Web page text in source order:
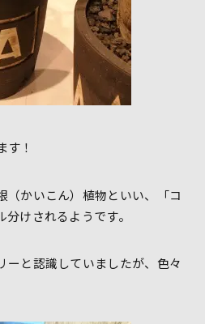
す！
（かいこん）植物といい、「コ
けされるようです。
ーと認識していましたが、色々